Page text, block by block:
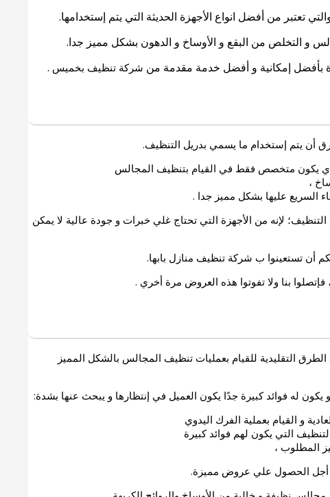
تعتبر من أفضل انواع الأجهزة الحديثة التي يتم إستخدامها.
و التخلص من البقع و الأوساخ و الدهون بشكل مميز جدا.
بأفضل إمكانية و أفضل خدمة مقدمة من شركة تنظيف بخميس .
أن يتم إستخدام ما يسمي بدريل التنظيف.
يكون متخصص فقط في القيام بتنظيف المجالس
،
السريع عليها بشكل مميز جدا .
لإنه من الأجهزة التي تحتاج غلي خبرات و جودة عالية لا يمكن
أن تستعينوا ب شركة تنظيف منازل بابها.
بنا ولا تفوتوا هذه العروض مرة أخري .
التقليدية للقيام بعمليات تنظيف المجالس بالشكل المميز
له فوائد كبيرة جدًا يكون العميل في إنتظارها و يبحث عنها بشدة:
و القيام بعملية الفرك اليدوي
التي يكون لهم فوائد كبيرة
المطلوب ،
الحصول علي عروض مميزة.